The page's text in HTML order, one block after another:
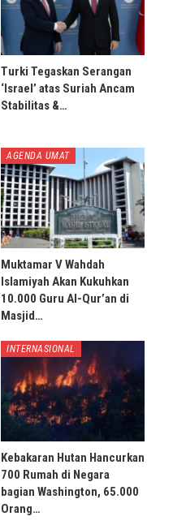
Turki Tegaskan Serangan
‘Israel’ atas Suriah Ancam
Stabilitas &…
AGENDA UMAT
Muktamar V Wahdah
Islamiyah Akan Kukuhkan
10.000 Guru Al-Qur’an di
Masjid…
INTERNASIONAL
Kebakaran Hutan Hancurkan
700 Rumah di Negara
bagian Washington, 65.000
Orang…